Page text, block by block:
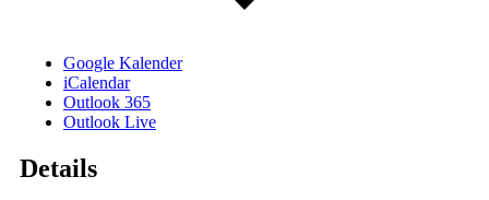
Google Kalender
iCalendar
Outlook 365
Outlook Live
Details